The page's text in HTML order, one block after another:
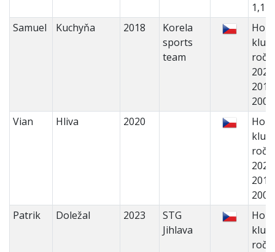
1,1
Samuel
Kuchyňa 2018
Korela
sports
team
kluci
Vian
Hliva 2020
kluci
Patrik
Doležal 2023
STG
Jihlava
kluci